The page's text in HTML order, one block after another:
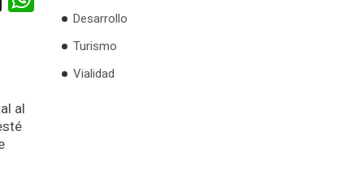
al
Desarrollo
Turismo
Vialidad